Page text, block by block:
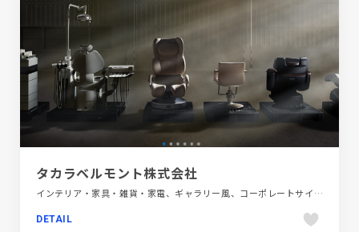
タカラベルモント株式会社
インテリア・家具・雑貨・家電、ギャラリー風、コーポレートサイト、シンプル、テクノロジー・サイエンス、ファッション・ビューティー、フラットデザイン、ブルー系、ホワイト系、大きめ写真
DETAIL